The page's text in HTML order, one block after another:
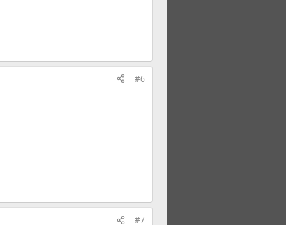
#6
#7